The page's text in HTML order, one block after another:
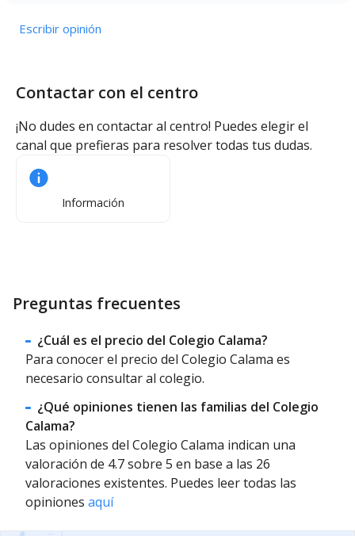
Escribir opinión
Contactar con el centro
¡No dudes en contactar al centro! Puedes elegir el
canal que prefieras para resolver todas tus dudas.
Información
Preguntas frecuentes
¿Cuál es el precio del Colegio Calama?
Para conocer el precio del Colegio Calama es
necesario consultar al colegio.
¿Qué opiniones tienen las familias del Colegio
Calama?
Las opiniones del Colegio Calama indican una
valoración de 4.7 sobre 5 en base a las 26
valoraciones existentes. Puedes leer todas las
opiniones aquí